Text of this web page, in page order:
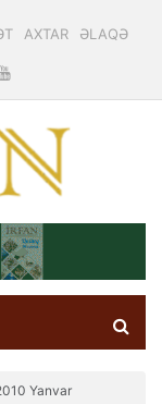
AXTAR ƏLAQƏ
Yanvar